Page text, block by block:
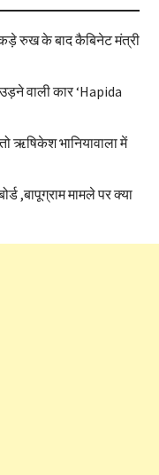
कड़े रुख के बाद कैबिनेट मंत्री
वाली कार ‘Hapida
ऋषिकेश भानियावाला में
,बापूग्राम मामले पर क्या